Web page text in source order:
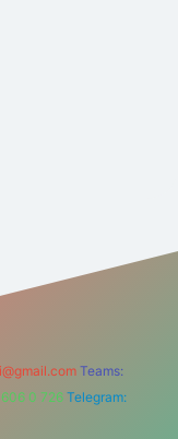
Teams:
0 726 Telegram: